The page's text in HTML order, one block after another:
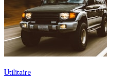
Utilitaire